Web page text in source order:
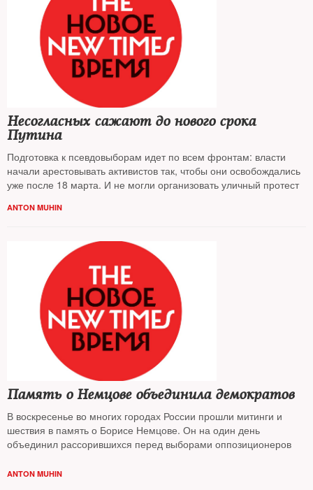
Несогласных сажают до нового срока
Путина
Подготовка к псевдовыборам идет по всем фронтам: власти
начали арестовывать активистов так, чтобы они освобождались
уже после 18 марта. И не могли организовать уличный протест
ANTON MUHIN
Память о Немцове объединила демократов
В воскресенье во многих городах России прошли митинги и
шествия в память о Борисе Немцове. Он на один день
объединил рассорившихся перед выборами оппозиционеров
ANTON MUHIN